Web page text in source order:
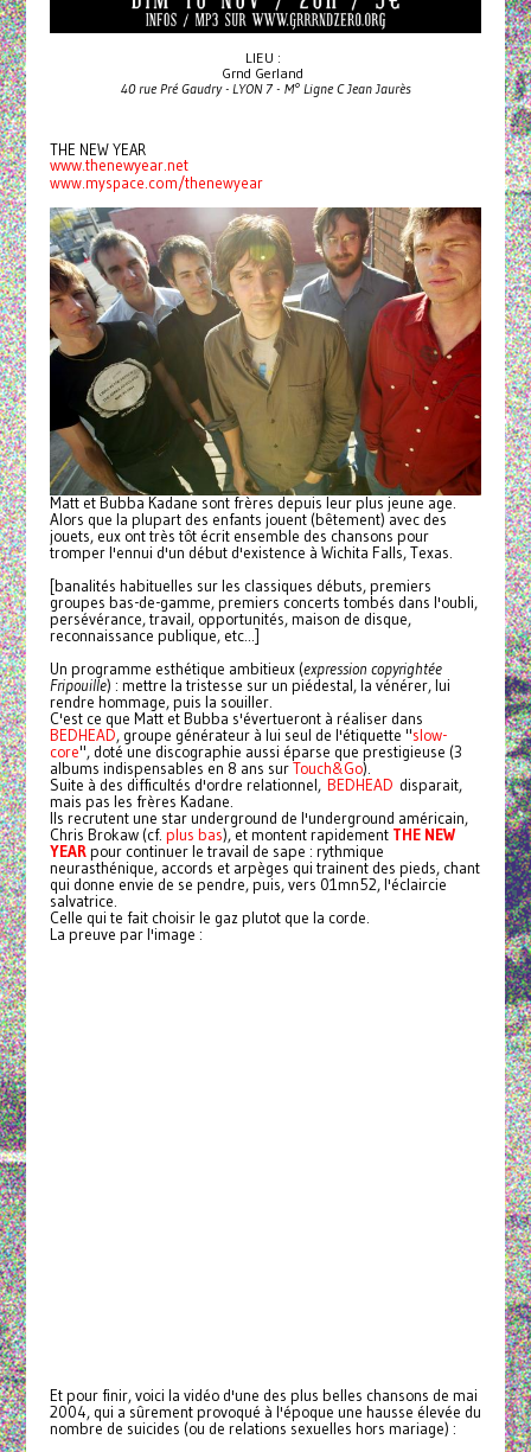
LIEU :
Grnd Gerland
40 rue Pré Gaudry - LYON 7 - M° Ligne C Jean Jaurès
THE NEW YEAR
www.thenewyear.net
www.myspace.com/thenewyear
Matt et Bubba Kadane sont frères depuis leur plus jeune age.
Alors que la plupart des enfants jouent (bêtement) avec des
jouets, eux ont très tôt écrit ensemble des chansons pour
tromper l'ennui d'un début d'existence à Wichita Falls, Texas.
[banalités habituelles sur les classiques débuts, premiers
groupes bas-de-gamme, premiers concerts tombés dans l'oubli,
persévérance, travail, opportunités, maison de disque,
reconnaissance publique, etc...]
Un programme esthétique ambitieux (expression copyrightée
Fripouille) : mettre la tristesse sur un piédestal, la vénérer, lui
rendre hommage, puis la souiller.
C'est ce que Matt et Bubba s'évertueront à réaliser dans
BEDHEAD, groupe générateur à lui seul de l'étiquette "slow-
core", doté une discographie aussi éparse que prestigieuse (3
albums indispensables en 8 ans surTouch&Go).
Suite à des difficultés d'ordre relationnel, BEDHEAD disparait,
mais pas les frères Kadane.
Ils recrutent une star underground de l'underground américain,
Chris Brokaw (cf. plus bas), et montent rapidement THE NEW
YEARpour continuer le travail de sape : rythmique
neurasthénique, accords et arpèges qui trainent des pieds, chant
qui donne envie de se pendre, puis, vers 01mn52, l'éclaircie
salvatrice.
Celle qui te fait choisir le gaz plutot que la corde.
La preuve par l'image :
Et pour finir, voici la vidéo d'une des plus belles chansons de mai
2004, qui a sûrement provoqué à l'époque une hausse élevée du
nombre de suicides (ou de relations sexuelles hors mariage) :